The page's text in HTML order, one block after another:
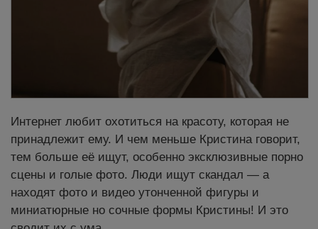
Интернет любит охотиться на красоту, которая не
принадлежит ему. И чем меньше Кристина говорит,
тем больше её ищут, особенно эксклюзивные порно
сцены и голые фото. Люди ищут скандал — а
находят фото и видео утонченной фигуры и
миниатюрные но сочные формы Кристины! И это